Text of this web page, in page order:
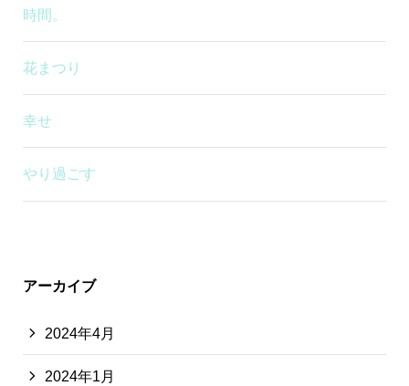
時間。
花まつり
幸せ
やり過ごす
アーカイブ
2024年4月
2024年1月